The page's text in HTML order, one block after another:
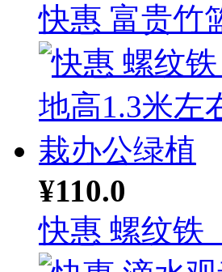
快惠 富贵竹
¥110.0
快惠 螺纹铁